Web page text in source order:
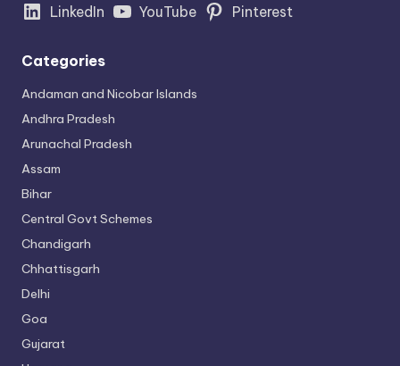
LinkedIn
YouTube Pinterest
Categories
Andaman and Nicobar Islands
Andhra Pradesh
Arunachal Pradesh
Assam
Bihar
Central Govt Schemes
Chandigarh
Chhattisgarh
Delhi
Goa
Gujarat